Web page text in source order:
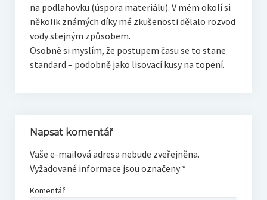
na podlahovku (úspora materiálu). V mém okolí si
několik známých díky mé zkušenosti dělalo rozvod
vody stejným způsobem.
Osobně si myslím, že postupem času se to stane
standard – podobně jako lisovací kusy na topení.
Napsat komentář
Vaše e-mailová adresa nebude zveřejněna.
Vyžadované informace jsou označeny *
Komentář